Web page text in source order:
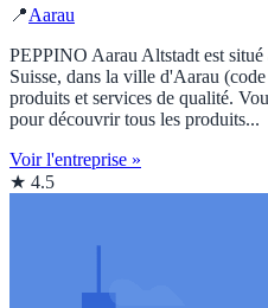
📍Aarau
PEPPINO Aarau Altstadt est
Suisse, dans la ville d'Aarau
produits et services de qualité.
pour découvrir tous les produits...
Voir l'entreprise »
★ 4.5